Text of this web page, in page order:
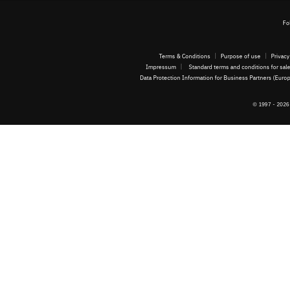
Terms & Conditions Purpose of use
Impressum
Standard terms and conditions for
Data Protection Information for Business Partners
© 1997 - 2026